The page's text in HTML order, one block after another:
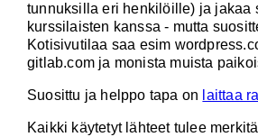
tunnuksilla eri henkilöille) ja jakaa
kurssilaisten kanssa - mutta
Kotisivutilaa saa esim
gitlab.com ja monista muista
Suosittu ja helppo tapa on laittaa
Kaikki käytetyt lähteet tulee